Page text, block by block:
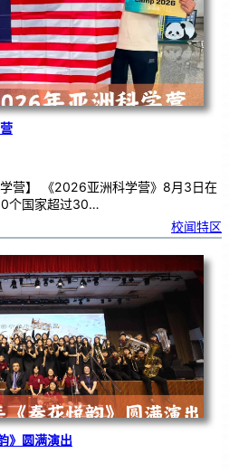
营】 《2026亚洲科学营》8月3日在
个国家超过30…
校闻特区
》圆满演出